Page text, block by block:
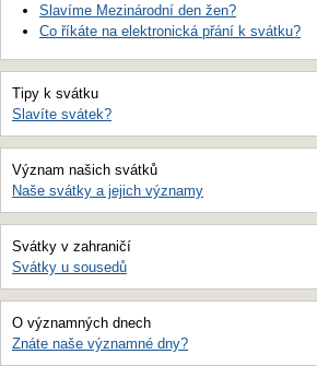
Slavíme Mezinárodní den žen?
Co říkáte na elektronická přání k svátku?
Tipy k svátku
Slavíte svátek?
Význam našich svátků
Naše svátky a jejich významy
Svátky v zahraničí
Svátky u sousedů
O významných dnech
Znáte naše významné dny?